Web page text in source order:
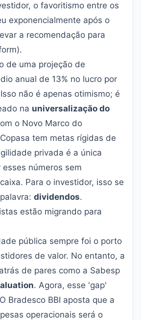
, o favoritismo entre os
exponencialmente após o
a recomendação para
de uma projeção de
anual de 13% no lucro por
não é apenas otimismo; é
na universalização do
o Novo Marco do
tem metas rígidas de
privada é a única
números sem
Para o investidor, isso se
dividendos.
estão migrando para
pública sempre foi o porto
de valor. No entanto, a
de pares como a Sabesp
. Agora, esse 'gap'
Bradesco BBI aposta que a
operacionais será o